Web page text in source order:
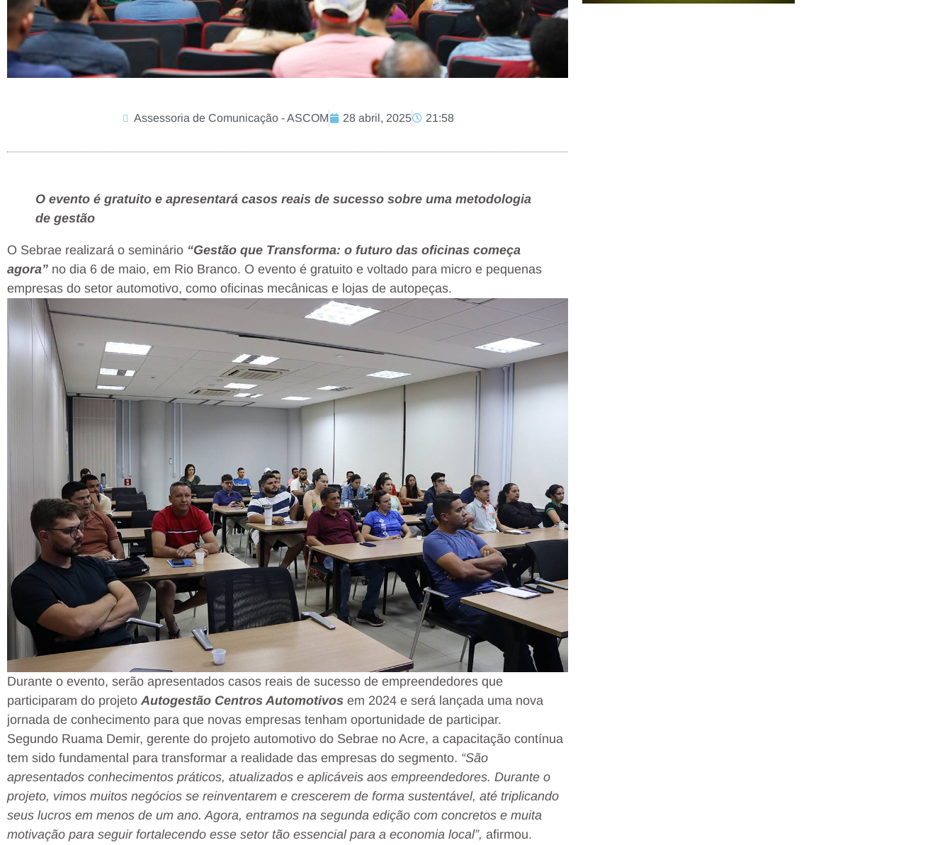
Assessoria de Comunicação - ASCOM 28 abril, 2025 21:58
O evento é gratuito e apresentará casos reais de sucesso sobre uma metodologia
de gestão
O Sebrae realizará o seminário “Gestão que Transforma: o futuro das oficinas começa
agora” no dia 6 de maio, em Rio Branco. O evento é gratuito e voltado para micro e pequenas
empresas do setor automotivo, como oficinas mecânicas e lojas de autopeças.
Durante o evento, serão apresentados casos reais de sucesso de empreendedores que
participaram do projeto Autogestão Centros Automotivos em 2024 e será lançada uma nova
jornada de conhecimento para que novas empresas tenham oportunidade de participar.
Segundo Ruama Demir, gerente do projeto automotivo do Sebrae no Acre, a capacitação contínua
tem sido fundamental para transformar a realidade das empresas do segmento. “São
apresentados conhecimentos práticos, atualizados e aplicáveis aos empreendedores. Durante o
projeto, vimos muitos negócios se reinventarem e crescerem de forma sustentável, até triplicando
seus lucros em menos de um ano. Agora, entramos na segunda edição com concretos e muita
motivação para seguir fortalecendo esse setor tão essencial para a economia local”, afirmou.